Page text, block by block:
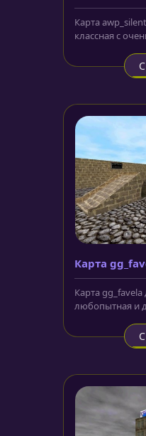
Карта
классная с
Карта
Карта gg_favela
любопытная и
основное...